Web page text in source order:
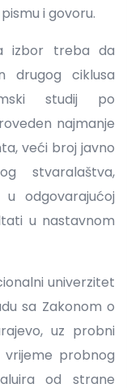
i govoru.
izbor treba da
drugog ciklusa
studij po
najmanje
veći broj javno
stvaralaštva,
odgovarajućoj
u nastavnom
univerzitet
sa Zakonom o
uz probni
probnog
od strane